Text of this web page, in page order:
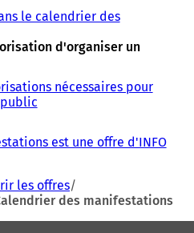
le calendrier des
d'organiser un
nécessaires pour
est une offre d'INFO
les offres
des manifestations